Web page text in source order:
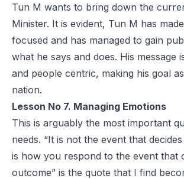
Tun M wants to bring down the
Minister. It is evident, Tun M has
focused and has managed to gain
what he says and does. His message
and people centric, making his goal
nation.
Lesson No 7. Managing Emotions
This is arguably the most important
needs. “It is not the event that
is how you respond to the event that
outcome” is the quote that I find